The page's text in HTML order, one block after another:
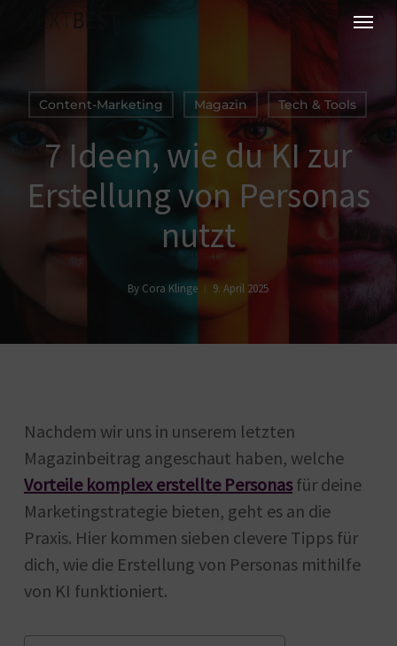
content
Menu
Content-Marketing Magazin Tech & Tools
7 Ideen, wie du KI zur
Erstellung von Personas
nutzt
By Cora Klinge 9. April 2025
Nachdem wir uns in unserem letzten
Magazinbeitrag angeschaut haben, welche
Vorteile komplex erstellte Personasfür deine
Marketingstrategie bieten, geht es an die
Praxis. Hier kommen sieben clevere Tipps für
dich, wie die Erstellung von Personas mithilfe
von KI funktioniert.